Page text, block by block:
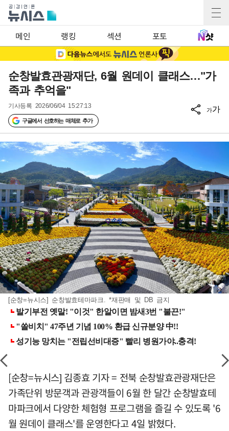
메인 랭킹 섹션 포토
순창발효관광재단, 6월 원데이 클래스…"가
족과 추억을"
기사등록 2026/06/04 15:27:13
구글에서 선호하는 매체로 추가
가가
[순창=뉴시스] 순창발효테마파크. *재판매 및 DB 금지
[순창=뉴시스] 김종효 기자 = 전북 순창발효관광재단은
가족단위 방문객과 관광객들이 6월 한 달간 순창발효테
마파크에서 다양한 체험형 프로그램을 즐길 수 있도록 '6
월 원데이 클래스'를 운영한다고 4일 밝혔다.